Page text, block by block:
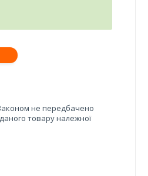
не передбачено
товару належної